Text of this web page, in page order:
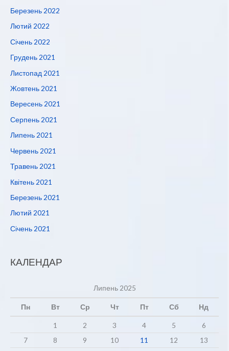
Березень 2022
Лютий 2022
Січень 2022
Грудень 2021
Листопад 2021
Жовтень 2021
Вересень 2021
Серпень 2021
Липень 2021
Червень 2021
Травень 2021
Квітень 2021
Березень 2021
Лютий 2021
Січень 2021
КАЛЕНДАР
Липень 2025
Пн Вт Ср Чт Пт Сб Нд
1 2 3 4 5
6
7
8 9 10 11 12
13